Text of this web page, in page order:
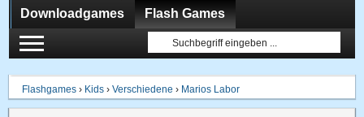
Downloadgames Flash Games
Flashgames › Kids ›Verschiedene › Marios Labor